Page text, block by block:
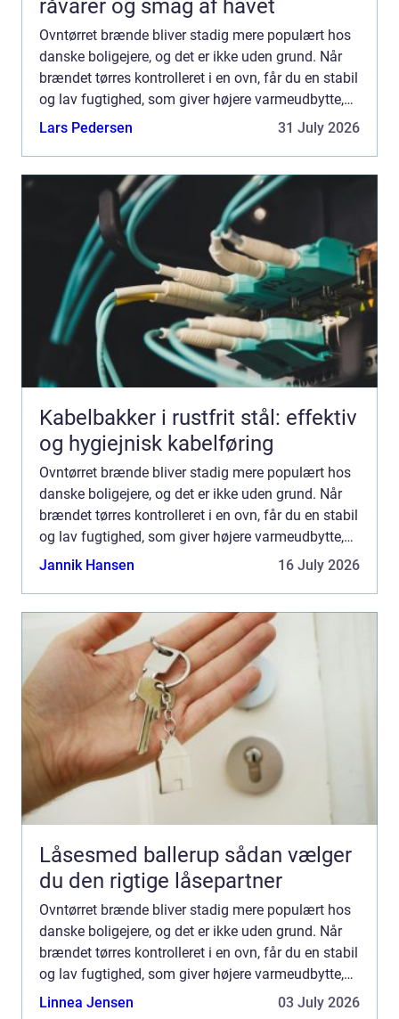
råvarer og smag af havet
Ovntørret brænde bliver stadig mere populært hos
danske boligejere, og det er ikke uden grund. Når
brændet tørres kontrolleret i en ovn, får du en stabil
og lav fugtighed, som giver højere varmeudbytte,
renere forbrænding og mindre arbejde med
Lars Pedersen 31 July 2026
Kabelbakker i rustfrit stål: effektiv
og hygiejnisk kabelføring
Ovntørret brænde bliver stadig mere populært hos
danske boligejere, og det er ikke uden grund. Når
brændet tørres kontrolleret i en ovn, får du en stabil
og lav fugtighed, som giver højere varmeudbytte,
renere forbrænding og mindre arbejde med
Jannik Hansen 16 July 2026
Låsesmed ballerup sådan vælger
du den rigtige låsepartner
Ovntørret brænde bliver stadig mere populært hos
danske boligejere, og det er ikke uden grund. Når
brændet tørres kontrolleret i en ovn, får du en stabil
og lav fugtighed, som giver højere varmeudbytte,
renere forbrænding og mindre arbejde med
Linnea Jensen 03 July 2026